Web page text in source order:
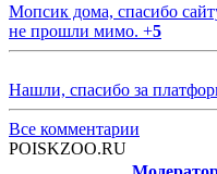
Мопсик дома, спасибо
не прошли мимо. +5
Нашли, спасибо за
Все комментарии
POISKZOO.RU